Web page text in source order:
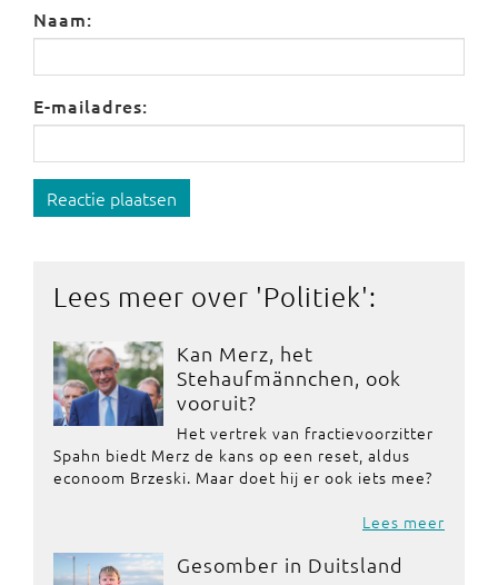
Naam:
E-mailadres:
Reactie plaatsen
Lees meer over 'Politiek':
Kan Merz, het
Stehaufmännchen, ook
vooruit?
Het vertrek van fractievoorzitter
Spahn biedt Merz de kans op een reset, aldus
econoom Brzeski. Maar doet hij er ook iets mee?
Lees meer
Gesomber in Duitsland